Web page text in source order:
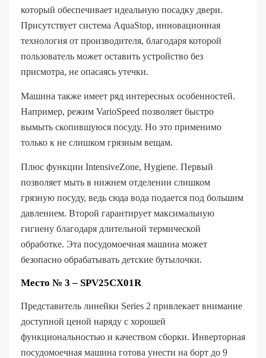
который обеспечивает идеальную посадку двери.
Присутствует система AquaStop, инновационная
технология от производителя, благодаря которой
пользователь может оставить устройство без
присмотра, не опасаясь утечки.
Машина также имеет ряд интересных особенностей.
Например, режим VarioSpeed ​​позволяет быстро
вымыть скопившуюся посуду. Но это применимо
только к не слишком грязным вещам.
Плюс функции IntensiveZone, Hygiene. Первый
позволяет мыть в нижнем отделении слишком
грязную посуду, ведь сюда вода подается под большим
давлением. Второй гарантирует максимальную
гигиену благодаря длительной термической
обработке. Эта посудомоечная машина может
безопасно обрабатывать детские бутылочки.
Место № 3 – SPV25CX01R
Представитель линейки Series 2 привлекает внимание
доступной ценой наряду с хорошей
функциональностью и качеством сборки. Инверторная
посудомоечная машина готова унести на борт до 9